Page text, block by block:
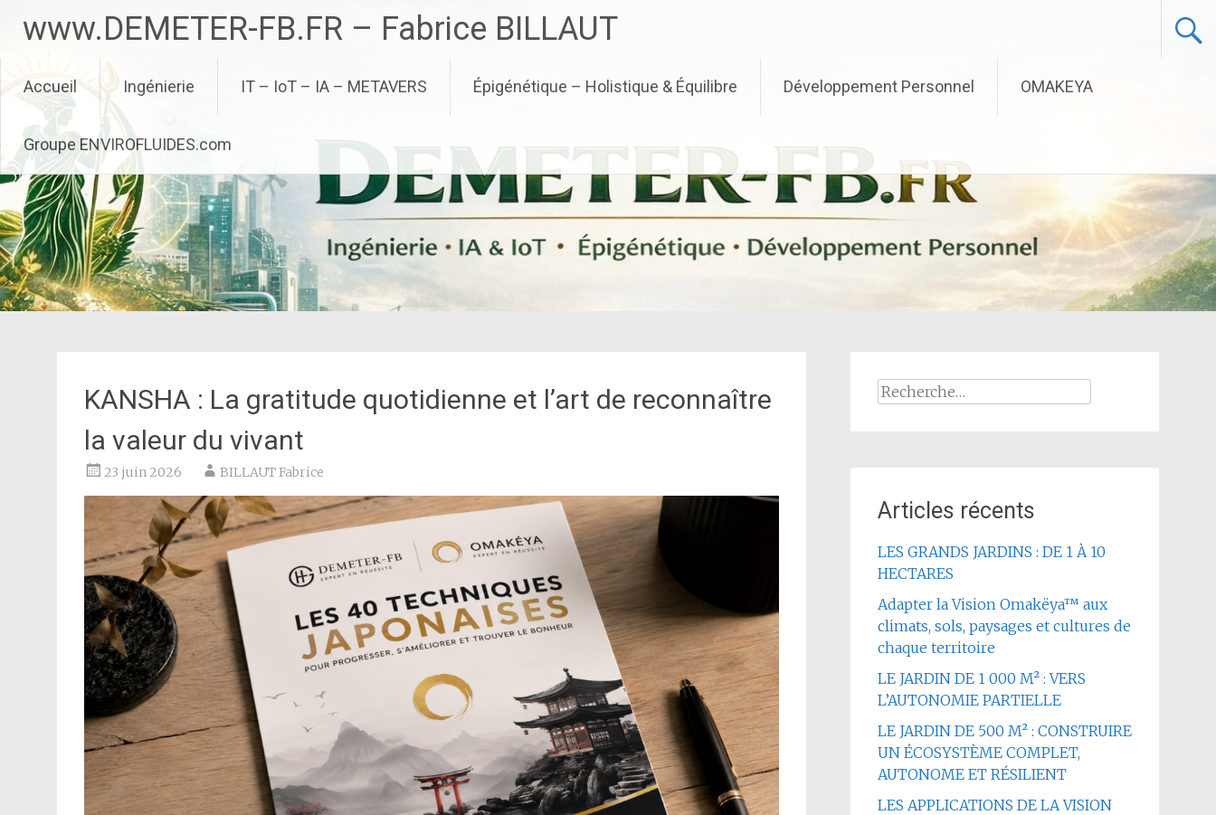
contenu
www.DEMETER-FB.FR – Fabrice BILLAUT
Accueil Ingénierie IT – IoT – IA – METAVERS Épigénétique – Holistique & Équilibre Développement Personnel OMAKEYA
Groupe ENVIROFLUIDES.com
KANSHA : La gratitude quotidienne et l’art de reconnaître
la valeur du vivant
23 juin 2026 BILLAUT Fabrice
Rechercher :
Articles récents
LES GRANDS JARDINS : DE 1 À 10
HECTARES
Adapter la Vision Omakëya™ aux
climats, sols, paysages et cultures de
chaque territoire
LE JARDIN DE 1 000 M² : VERS
L’AUTONOMIE PARTIELLE
LE JARDIN DE 500 M² : CONSTRUIRE
UN ÉCOSYSTÈME COMPLET,
AUTONOME ET RÉSILIENT
LES APPLICATIONS DE LA VISION